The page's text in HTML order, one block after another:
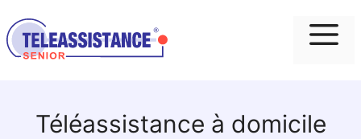
Téléassistance à domicile